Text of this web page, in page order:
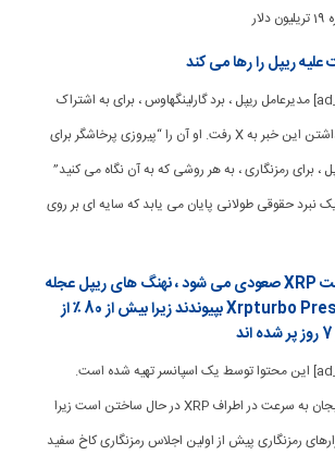
[ad_1] مدیرعامل ریپل ، برد گارلینگهاوس ، برای به اشتراک
گذاشتن این خبر به X رفت. او آن را “پیروزی پرخاشگر برای
، برای رمزنگاری ، به هر روشی که به آن نگاه می کنید”
نبرد حقوقی طولانی پایان می یابد که سایه ای بر روی
همانطور که قیمت XRP صعودی می شود ، نهنگ های ریپل عجله
می کنند که به Xrpturbo Presale بپیوندند زیرا بیش از 80 ٪ از
[ad_1] این محتوا توسط یک اسپانسر تهیه شده است.
هیجان به سرعت در اطراف XRP در حال ساختن است زیرا
رمزنگاری پیش از اولین اجلاس رمزنگاری کاخ سفید